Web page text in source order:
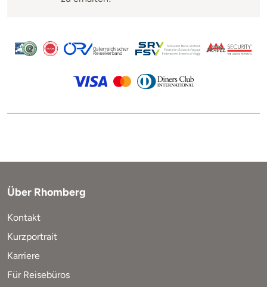
Über Rhomberg
Kontakt
Kurzportrait
Karriere
Für Reisebüros